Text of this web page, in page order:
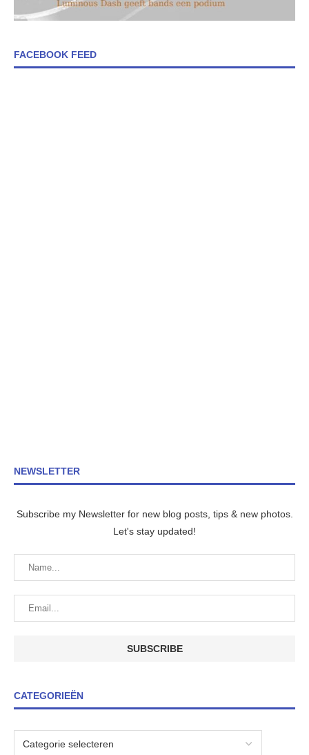
FACEBOOK FEED
NEWSLETTER
Subscribe my Newsletter for new blog posts, tips & new photos.
Let's stay updated!
CATEGORIEËN